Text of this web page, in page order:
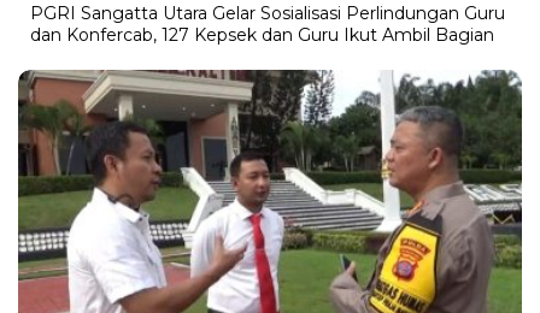
PGRI Sangatta Utara Gelar Sosialisasi Perlindungan Guru
dan Konfercab, 127 Kepsek dan Guru Ikut Ambil Bagian